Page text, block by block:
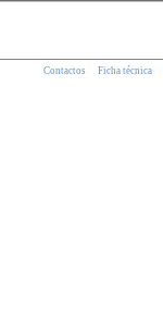
Contactos Ficha técnica